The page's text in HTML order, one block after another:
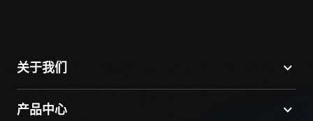
关于我们
产品中心